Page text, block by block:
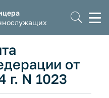
от
г. N 1023